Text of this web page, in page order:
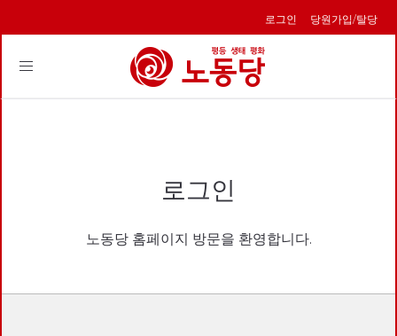
로그인 당원가입/탈당
Toggle
로그인
노동당 홈페이지 방문을 환영합니다.